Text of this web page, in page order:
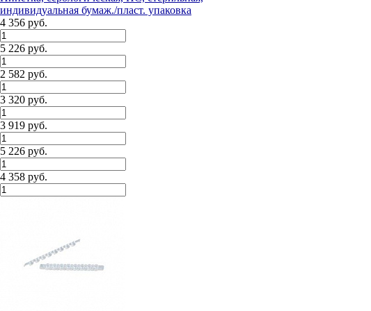
индивидуальная бумаж./пласт. упаковка
4 356 руб.
5 226 руб.
2 582 руб.
3 320 руб.
3 919 руб.
5 226 руб.
4 358 руб.